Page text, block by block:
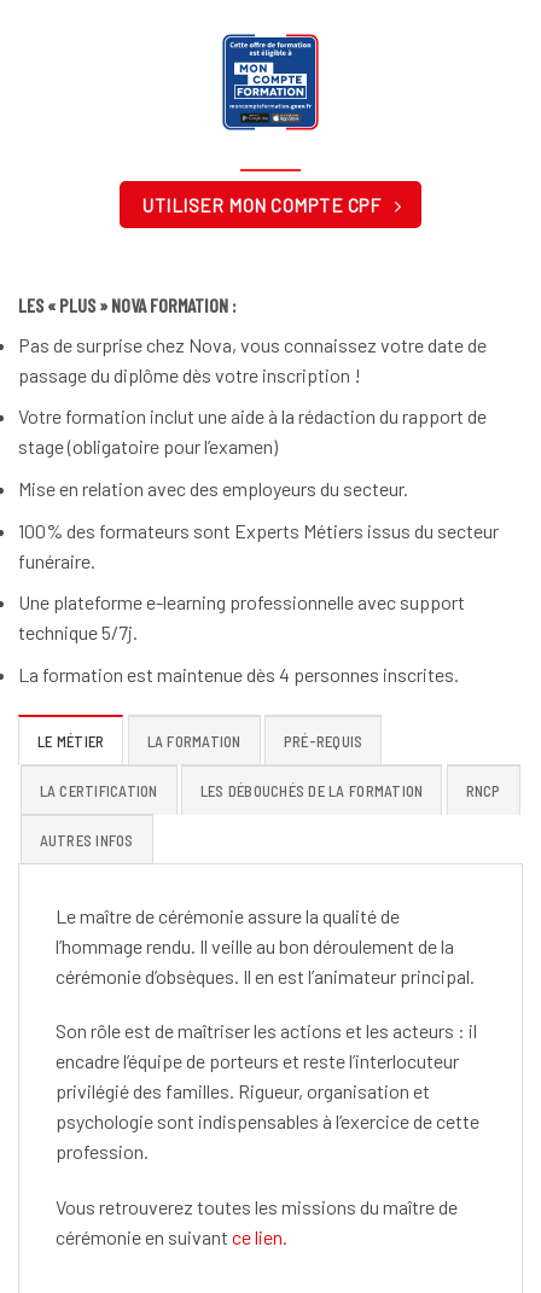
UTILISER MON COMPTE CPF
LES « PLUS » NOVA FORMATION :
Pas de surprise chez Nova, vous connaissez votre date de
passage du diplôme dès votre inscription !
Votre formation inclut une aide à la rédaction du rapport de
stage (obligatoire pour l’examen)
Mise en relation avec des employeurs du secteur.
100% des formateurs sont Experts Métiers issus du secteur
funéraire.
Une plateforme e-learning professionnelle avec support
technique 5/7j.
La formation est maintenue dès 4 personnes inscrites.
LE MÉTIER LA FORMATION PRÉ-REQUIS
LA CERTIFICATION LES DÉBOUCHÉS DE LA FORMATION RNCP
AUTRES INFOS
Le maître de cérémonie assure la qualité de
l’hommage rendu. Il veille au bon déroulement de la
cérémonie d’obsèques. Il en est l’animateur principal.
Son rôle est de maîtriser les actions et les acteurs : il
encadre l’équipe de porteurs et reste l’interlocuteur
privilégié des familles. Rigueur, organisation et
psychologie sont indispensables à l’exercice de cette
profession.
Vous retrouverez toutes les missions du maître de
cérémonie en suivant ce lien.